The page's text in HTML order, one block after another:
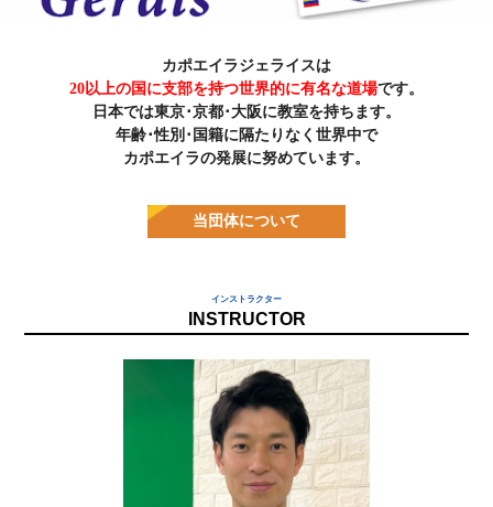
カポエイラジェライスは
20以上の国に支部を持つ世界的に有名な道場です。
日本では東京･京都･大阪に教室を持ちます。
年齢･性別･国籍に隔たりなく世界中で
カポエイラの発展に努めています。
当団体について
インストラクター
INSTRUCTOR